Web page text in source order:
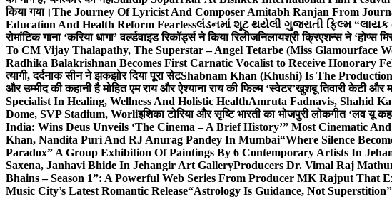
किया गया।The Journey Of Lyricist And Composer Amitabh Ranjan From
Education And Health Reform Fearlessલંડનમાં શૂટ થયેલી ગુજરાતી ફિલ્મ
रोमांटिक गाना ‘करिया धागा’ वर्ल्डवाइड रिकॉर्ड्स ने किया रिलीजनिलायश्री क्रिएशन्स ने ‘होप्स
To CM Vijay Thalapathy, The Superstar – Angel Tetarbe (Miss Glamourface
Radhika Balakrishnan Becomes First Carnatic Vocalist to Receive Honorary
त्यागी, दर्दनाक सीन ने झकझोर दिया पूरा सेटShabnam Khan (Khushi) Is The
और उम्मीद की कहानी है मोहित एम राय और ऐश्याना राय की फिल्म ‘स्वेटर’खुशबू तिवारी केटी और
Specialist In Healing, Wellness And Holistic HealthAmruta Fadnavis, Shahid
Dome, SVP Stadium, Worliइशिका टोरिया और सृष्टि भारती का भोजपुरी लोकगीत ‘लव यू
India: Wins Deus Unveils ‘The Cinema – A Brief History’” Most Cinematic
Khan, Nandita Puri And RJ Anurag Pandey In Mumbai“Where Silence
Paradox” A Group Exhibition Of Paintings By 6 Contemporary Artists In
Saxena, Janhavi Bhide In Jehangir Art GalleryProducers Dr. Vimal Raj
Bhains – Season 1”: A Powerful Web Series From Producer MK Rajput
Music City’s Latest Romantic Release“Astrology Is Guidance, Not